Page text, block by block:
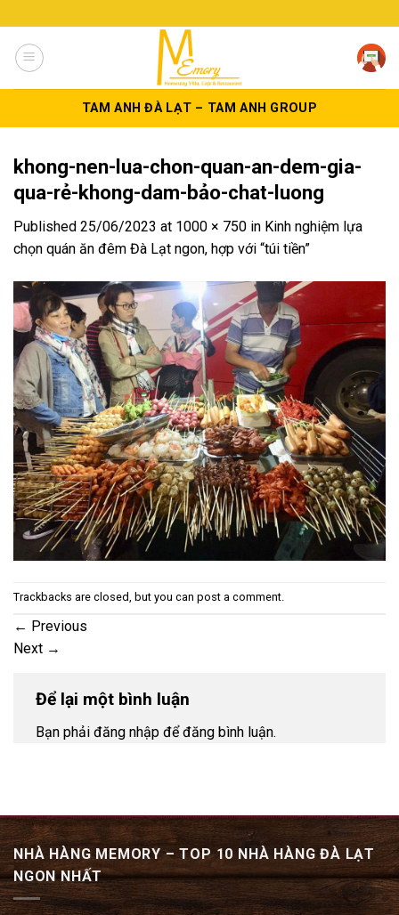
to
content
TAM ANH ĐÀ LẠT – TAM ANH GROUP
khong-nen-lua-chon-quan-an-dem-gia-
qua-rẻ-khong-dam-bảo-chat-luong
Published 25/06/2023 at 1000 × 750 in Kinh nghiệm lựa
chọn quán ăn đêm Đà Lạt ngon, hợp với “túi tiền”
Trackbacks are closed, but you can post a comment.
← Previous
Next →
Để lại một bình luận
Bạn phải đăng nhập để đăng bình luận.
NHÀ HÀNG MEMORY – TOP 10 NHÀ HÀNG ĐÀ LẠT
NGON NHẤT